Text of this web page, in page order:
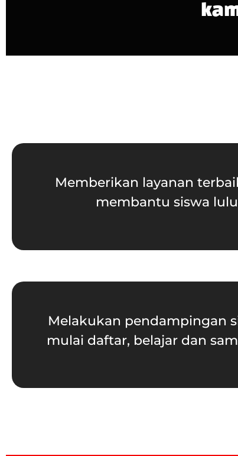
Memberikan layanan
membantu siswa
Melakukan pendampingan
mulai daftar, belajar dan